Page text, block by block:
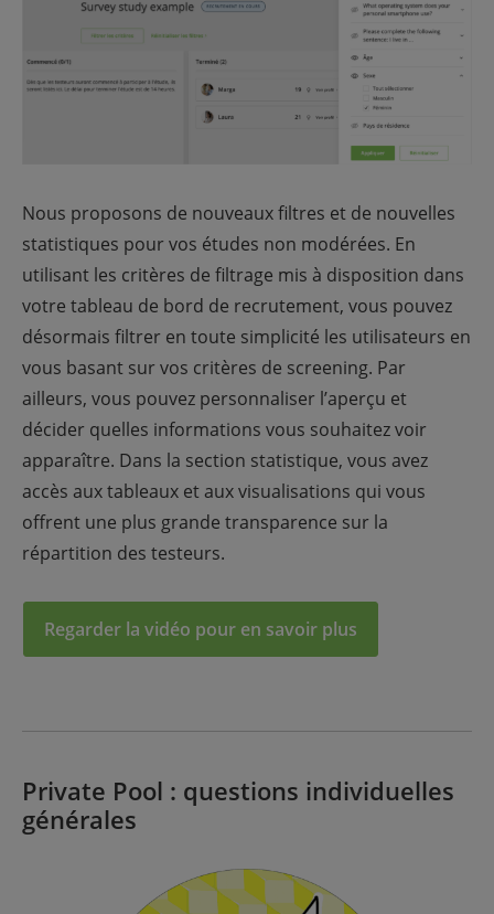
Nous proposons de nouveaux filtres et de nouvelles
statistiques pour vos études non modérées. En
utilisant les critères de filtrage mis à disposition dans
votre tableau de bord de recrutement, vous pouvez
désormais filtrer en toute simplicité les utilisateurs en
vous basant sur vos critères de screening. Par
ailleurs, vous pouvez personnaliser l’aperçu et
décider quelles informations vous souhaitez voir
apparaître. Dans la section statistique, vous avez
accès aux tableaux et aux visualisations qui vous
offrent une plus grande transparence sur la
répartition des testeurs.
Regarder la vidéo pour en savoir plus
Private Pool : questions individuelles
générales